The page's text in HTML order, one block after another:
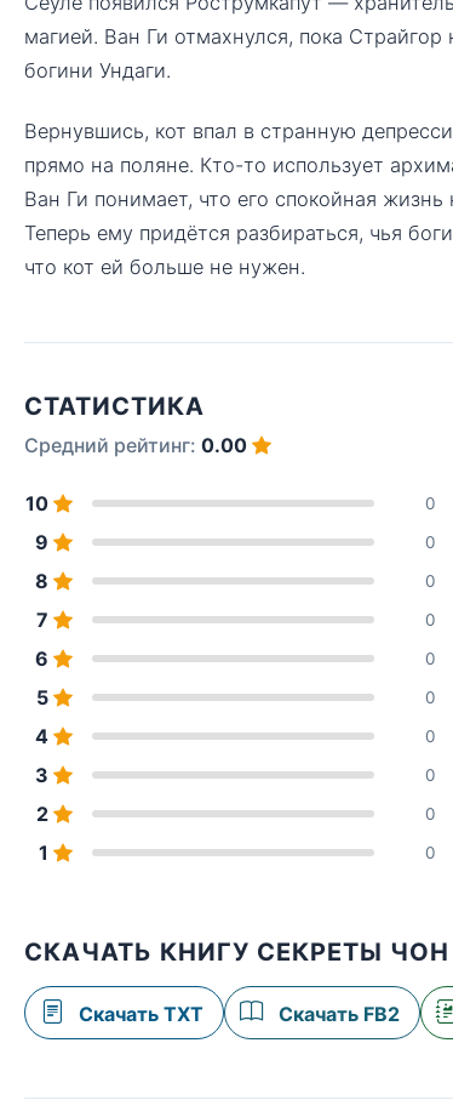
магией. Ван Ги отмахнулся, пока
богини Ундаги.
Вернувшись, кот впал в странную
прямо на поляне. Кто-то использует
Ван Ги понимает, что его спокойная
Теперь ему придётся разбираться, чья
что кот ей больше не нужен.
СТАТИСТИКА
Средний рейтинг: 0.00
10 0
9 0
8 0
7 0
6 0
5 0
4 0
3 0
2 0
1 0
СКАЧАТЬ КНИГУ СЕКРЕТЫ
Скачать TXT Скачать FB2